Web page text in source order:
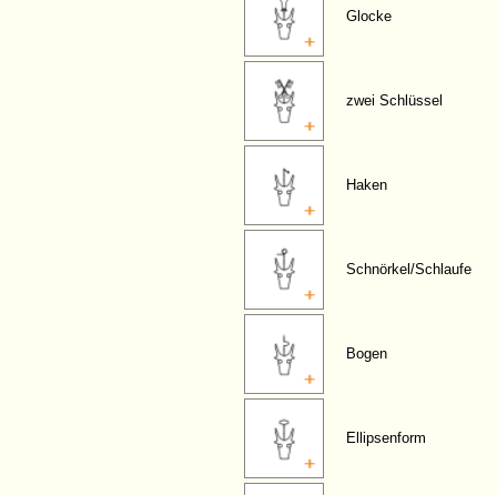
Glocke
zwei Schlüssel
Haken
Schnörkel/Schlaufe
Bogen
Ellipsenform